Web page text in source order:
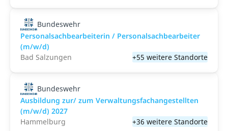
Bundeswehr
Personalsachbearbeiterin / Personalsachbearbeiter
(m/w/d)
Bad Salzungen
+55 weitere Standorte
Bundeswehr
Ausbildung zur/ zum Verwaltungsfachangestellten
(m/w/d) 2027
Hammelburg
+36 weitere Standorte